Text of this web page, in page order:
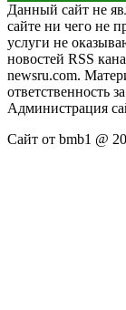
Данный сайт не
сайте ни чего не
услуги не
новостей RSS
newsru.com.
ответственность
Администрация
Сайт от bmb1 @